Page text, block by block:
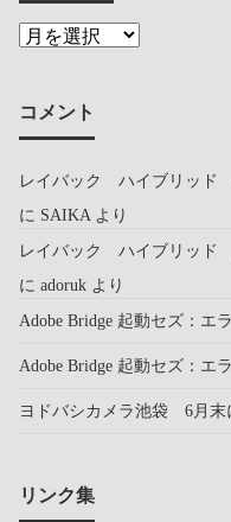
コメント
レイバック ハイブリッド
に SAIKAより
レイバック ハイブリッド
に adoruk より
Adobe Bridge 起動セズ：エ
Adobe Bridge 起動セズ：エ
ヨドバシカメラ池袋 6月末
リンク集